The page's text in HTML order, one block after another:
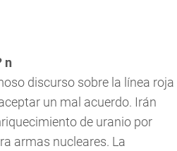
n
discurso sobre la línea roja
un mal acuerdo. Irán
de uranio por
armas nucleares. La